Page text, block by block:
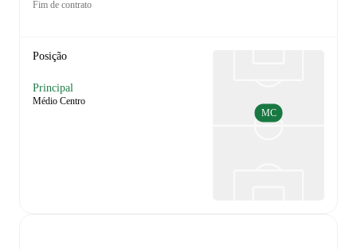
Fim de contrato
Posição
Principal
Médio Centro
MC